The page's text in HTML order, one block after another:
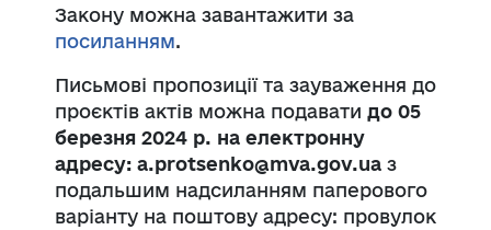
Закону можна завантажити за
посиланням.
Письмові пропозиції та зауваження до
проєктів актів можна подавати до 05
березня 2024 р. на електронну
адресу: a.protsenko@mva.gov.ua з
подальшим надсиланням паперового
варіанту на поштову адресу: провулок